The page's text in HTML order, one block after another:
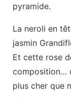
pyramide.
La neroli en
jasmin
Et cette rose
composition…
plus cher que